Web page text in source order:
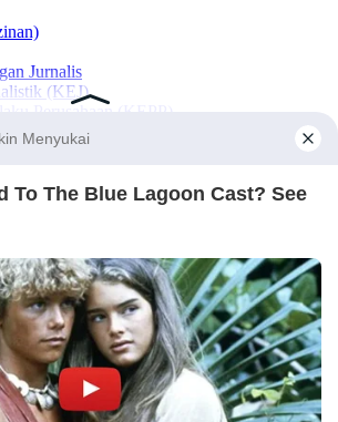
Jurnalis
(KEJ)
Siber (PMS)
/ Perusahaan PT TOP MEDIA MANDIRI
TOP MEDIA MANDIRI